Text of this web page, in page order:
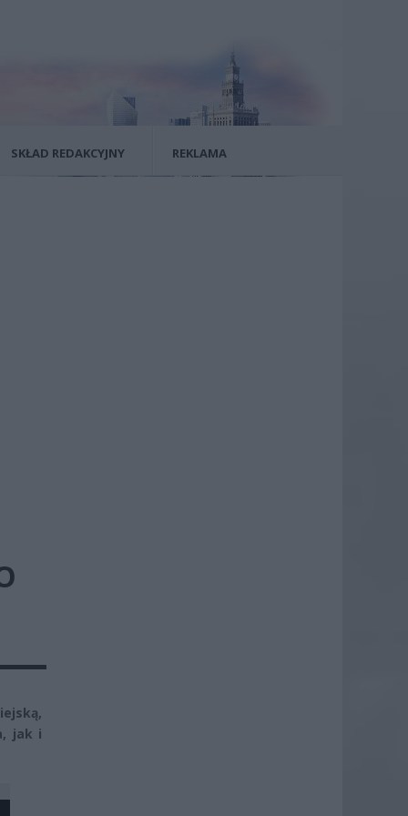
SKŁAD REDAKCYJNY REKLAMA
jak i